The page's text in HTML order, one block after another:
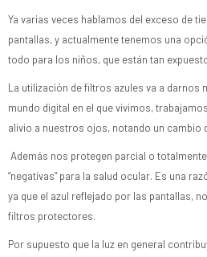
Ya varias veces hablamos del exceso de
pantallas, y actualmente tenemos una
todo para los niños, que están tan
La utilización de filtros azules va a darnos
mundo digital en el que vivimos,
alivio a nuestros ojos, notando un cambio
Además nos protegen parcial o
“negativas” para la salud ocular. Es una
ya que el azul reflejado por las pantallas,
filtros protectores.
Por supuesto que la luz en general